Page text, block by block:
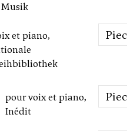
Musik
et piano,
pour voix et piano,
Inédit